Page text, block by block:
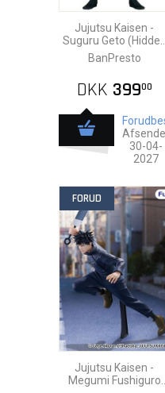
Jujutsu Kaisen -
Suguru Geto (Hidden
Inventory / Premature
Death) Pvc Statue
BanPresto
DKK 39900
30-04-
2027
FORUD
Jujutsu Kaisen -
Megumi Fushiguro